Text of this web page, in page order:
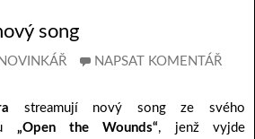
song
NAPSAT KOMENTÁŘ
streamují nový song ze svého
„Open the Wounds“, jenž vyjde